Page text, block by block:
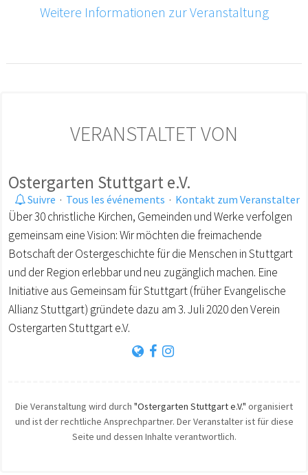
Weitere Informationen zur Veranstaltung
VERANSTALTET VON
Ostergarten Stuttgart e.V.
Suivre · Tous les événements · Kontakt zum Veranstalter
Über 30 christliche Kirchen, Gemeinden und Werke verfolgen
gemeinsam eine Vision: Wir möchten die freimachende
Botschaft der Ostergeschichte für die Menschen in Stuttgart
und der Region erlebbar und neu zugänglich machen. Eine
Initiative aus Gemeinsam für Stuttgart (früher Evangelische
Allianz Stuttgart) gründete dazu am 3. Juli 2020 den Verein
Ostergarten Stuttgart e.V.
Die Veranstaltung wird durch "Ostergarten Stuttgart e.V." organisiert
und ist der rechtliche Ansprechpartner. Der Veranstalter ist für diese
Seite und dessen Inhalte verantwortlich.